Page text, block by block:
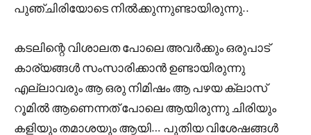
പുഞ്ചിരിയോടെ നിൽക്കുന്നുണ്ടായിരുന്നു..
കടലിന്റെ വിശാലത പോലെ അവർക്കും ഒരുപാട്
കാര്യങ്ങൾ സംസാരിക്കാൻ ഉണ്ടായിരുന്നു
എല്ലാവരും ആ ഒരു നിമിഷം ആ പഴയ ക്ലാസ്
റൂമിൽ ആണെന്നത് പോലെ ആയിരുന്നു ചിരിയും
കളിയും തമാശയും ആയി… പുതിയ വിശേഷങ്ങൾ